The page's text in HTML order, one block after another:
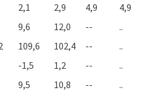
2,1 2,9 4,9 4,9
9,6 12,0 -- ..
109,6 102,4 -- ..
-1,5 1,2 -- ..
9,5 10,8 -- ..